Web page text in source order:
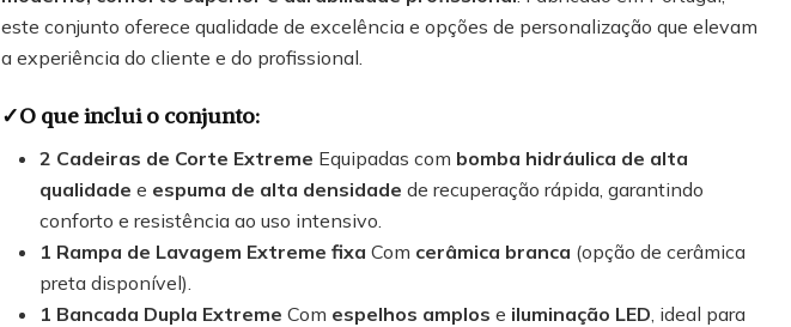
este conjunto oferece qualidade de excelência e opções de personalização que elevam
a experiência do cliente e do profissional.
✓O que inclui o conjunto:
2 Cadeiras de Corte Extreme Equipadas com bomba hidráulica de alta
qualidade e espuma de alta densidade de recuperação rápida, garantindo
conforto e resistência ao uso intensivo.
1 Rampa de Lavagem Extreme fixa Com cerâmica branca (opção de cerâmica
preta disponível).
1 Bancada Dupla Extreme Com espelhos amplos e iluminação LED , ideal para